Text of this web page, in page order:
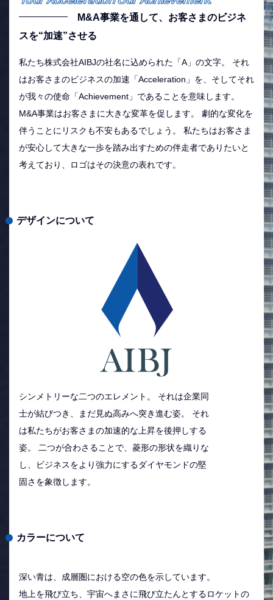
M&A事業を通して、お客さまのビジネ
スを“加速”させる
私たち株式会社AIBJの社名に込められた「A」の文字。 それ
はお客さまのビジネスの加速「Acceleration」を、そしてそれ
が我々の使命「Achievement」であることを意味します。
M&A事業はお客さまに大きな変革を促します。 劇的な変化を
伴うことにリスクも不安もあるでしょう。 私たちはお客さま
が安心して大きな一歩を踏み出すための伴走者でありたいと
考えており、ロゴはその決意の表れです。
デザインについて
シンメトリーな二つのエレメント。 それは企業同
士が結びつき、まだ見ぬ高みへ突き進む姿。 それ
は私たちがお客さまの加速的な上昇を後押しする
姿。 二つが合わさることで、菱形の形状を織りな
し、ビジネスをより強力にするダイヤモンドの堅
固さを象徴します。
カラーについて
深い青は、成層圏における空の色を示しています。
地上を飛び立ち、宇宙へまさに飛び立たんとするロケットの